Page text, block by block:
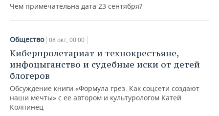
ХОККЕЙ С МЯЧОМ
ПРОИСШЕСТВИЯ
Чем примечательна дата 23 сентября?
Общество 08 окт, 00:00
Киберпролетариат и технокрестьяне,
инфоцыганство и судебные иски от детей
блогеров
Обсуждение книги «Формула грез. Как соцсети создают
наши мечты» с ее автором и культурологом Катей
Колпинец